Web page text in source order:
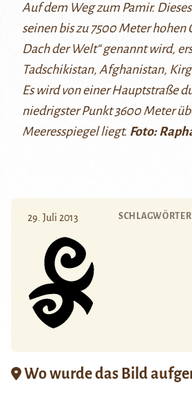
Auf dem Weg zum Pamir.
seinen bis zu 7500 Meter hohen
Dach der Welt“ genannt wird,
Tadschikistan, Afghanistan,
Es wird von einer Hauptstraße
niedrigster Punkt 3600 Meter
Meeresspiegel liegt. Foto:
29. Juli 2013 SCHLAGWÖRTER
Wo wurde das Bild